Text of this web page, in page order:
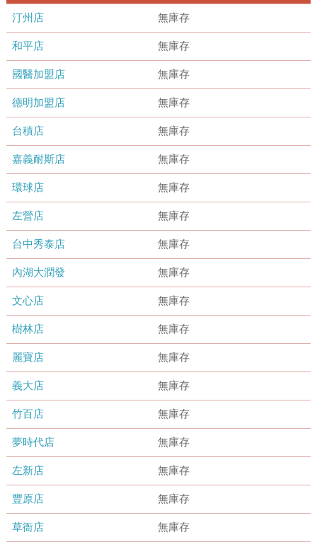
汀州店 無庫存
和平店 無庫存
國醫加盟店 無庫存
德明加盟店 無庫存
台積店 無庫存
嘉義耐斯店 無庫存
環球店 無庫存
左營店 無庫存
台中秀泰店 無庫存
內湖大潤發 無庫存
文心店 無庫存
樹林店 無庫存
麗寶店 無庫存
義大店 無庫存
竹百店 無庫存
夢時代店 無庫存
左新店 無庫存
豐原店 無庫存
草衙店 無庫存